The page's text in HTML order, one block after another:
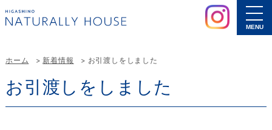
MENU
ホーム 新着情報 お引渡しをしました
お引渡しをしました